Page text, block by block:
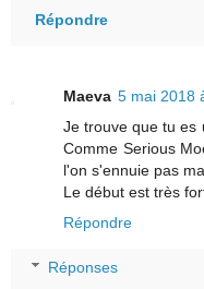
Répondre
Maeva 5 mai 2018
Je trouve que tu es
Comme Serious
l'on s'ennuie pas
Le début est très
Répondre
Réponses